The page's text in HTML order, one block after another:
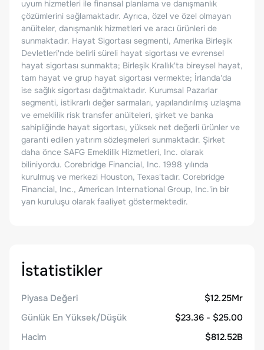
uyum hizmetleri ile finansal planlama ve danışmanlık
çözümlerini sağlamaktadır. Ayrıca, özel ve özel olmayan
anüiteler, danışmanlık hizmetleri ve aracı ürünleri de
sunmaktadır. Hayat Sigortası segmenti, Amerika Birleşik
Devletleri'nde belirli süreli hayat sigortası ve evrensel
hayat sigortası sunmakta; Birleşik Krallık'ta bireysel hayat,
tam hayat ve grup hayat sigortası vermekte; İrlanda'da
ise sağlık sigortası dağıtmaktadır. Kurumsal Pazarlar
segmenti, istikrarlı değer sarmaları, yapılandırılmış uzlaşma
ve emeklilik risk transfer anüiteleri, şirket ve banka
sahipliğinde hayat sigortası, yüksek net değerli ürünler ve
garanti edilen yatırım sözleşmeleri sunmaktadır. Şirket
daha önce SAFG Emeklilik Hizmetleri, Inc. olarak
biliniyordu. Corebridge Financial, Inc. 1998 yılında
kurulmuş ve merkezi Houston, Texas'tadır. Corebridge
Financial, Inc., American International Group, Inc.'in bir
yan kuruluşu olarak faaliyet göstermektedir.
İstatistikler
Piyasa Değeri
$12.25Mr
Günlük En Yüksek/Düşük
$23.36 - $25.00
Hacim
$812.52B